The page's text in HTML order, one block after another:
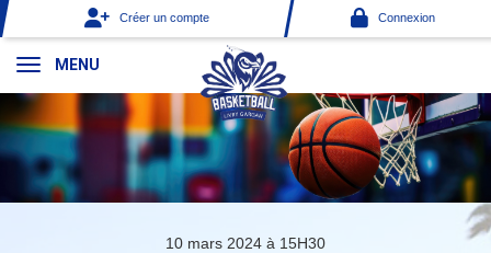
Créer un compte Connexion
MENU
10 mars 2024 à 15H30
Panneau de gestion des cookies